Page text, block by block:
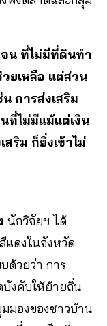
น ที่ไม่มีที่ดินทำ
ยเหลือ แต่ส่วน
การส่งเสริม
ที่ไม่มีแม้แต่เงิน
ริม ก็ยิ่งเข้าไม่
นักวิจัยฯ ได้
แดงในจังหวัด
ด้วยว่า การ
งคับให้ย้ายถิ่น
มองของชาวบ้าน